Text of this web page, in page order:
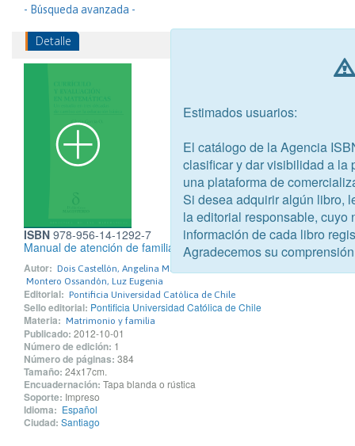
- Búsqueda avanzada -
Detalle
ISBN 978-956-14-1292-7
Manual de atención de familias para profesionales de la salud
Autor: Dois Castellón, Angelina María
Montero Ossandón, Luz Eugenia
Editorial: Pontificia Universidad Católica de Chile
Sello editorial: Pontificia Universidad Católica de Chile
Materia: Matrimonio y familia
Publicado: 2012-10-01
Número de edición: 1
Número de páginas: 384
Tamaño: 24x17cm.
Encuadernación: Tapa blanda o rústica
Soporte: Impreso
Idioma: Español
Ciudad: Santiago
Estimados usuarios:
El catálogo de la Agencia
clasificar y dar visibilidad a la
una plataforma de
Si desea adquirir algún libro,
la editorial responsable, cuyo
información de cada libro
Agradecemos su